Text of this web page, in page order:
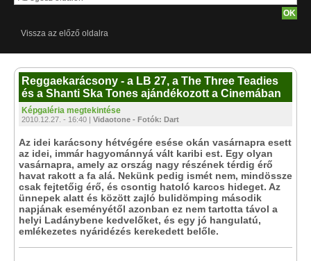
Vissza az előző oldalra
Reggaekarácsony - a LB 27, a The Three Teadies
és a Shanti Ska Tones ajándékozott a Cinemában
Képgaléria megtekintése
2010.12.27. - 16:40 | Vidaotone - Fotók: Dart
Az idei karácsony hétvégére esése okán vasárnapra esett
az idei, immár hagyománnyá vált karibi est. Egy olyan
vasárnapra, amely az ország nagy részének térdig érő
havat rakott a fa alá. Nekünk pedig ismét nem, mindössze
csak fejtetőig érő, és csontig hatoló karcos hideget. Az
ünnepek alatt és között zajló bulidömping második
napjának eseményétől azonban ez nem tartotta távol a
helyi Ladánybene kedvelőket, és egy jó hangulatú,
emlékezetes nyáridézés kerekedett belőle.